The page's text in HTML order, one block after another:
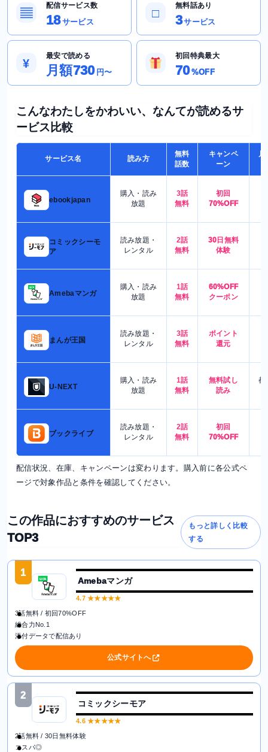
▤
配信サービス数
18サービス
□
無料話あり
3サービス
¥
最安で読める
月額730 円〜
初回特典最大
70%OFF
こんなわたしをかわいい、なんてが読めるサ
ービス比較
サービス名 読み方
無料
話数
キャンペ
ーン
月
ebookjapan
購入・読み
放題
3話
無料
初回
70%OFF
コミックシーモ
ア
読み放題・
レンタル
2話
無料
30日無料
体験
Amebaマンガ
購入・読み
放題
1話
無料
60%OFF
クーポン
まんが王国
読み放題・
レンタル
3話
無料
ポイント
還元
U-NEXT
購入・読み
放題
1話
無料
無料試し
読み
都
ブックライブ
読み放題・
レンタル
2話
無料
初回
70%OFF
配信状況、在庫、キャンペーンは変わります。購入前に各公式ペ
ージで対象作品と条件を確認してください。
この作品におすすめのサービス
TOP3
もっと詳しく比較
する
1
Amebaマンガ
4.7★★★★★
3話無料 / 初回70%OFF
総合力No.1
添付データで配信あり
公式サイトへ
2
コミックシーモア
4.6★★★★★
2話無料 / 30日無料体験
コスパ◎